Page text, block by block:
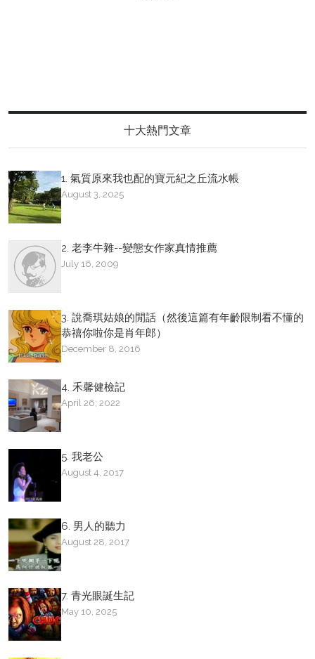
十大熱門文章
1. 氣質原來我也配的寶元紀之丘流水帳
August 3, 2025
2. 老李牛雜--變態女作家真情推薦
July 16, 2009
3. 說喬琪姑娘的閒話（然後這篇有年齡限制看不懂的
恭禧你啦你是肖年郎）
December 8, 2016
4. 禾馨健檢記
April 26, 2022
5. 我老公
August 4, 2017
6. 男人的聽力
August 28, 2017
7. 青光眼誕生記
May 10, 2025